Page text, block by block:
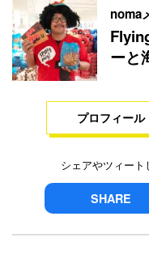
noma
ーと
プロフィール
シェアやツィー
SHARE